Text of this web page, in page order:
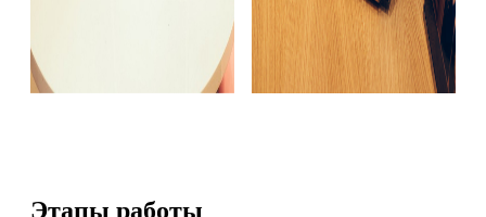
Этапы работы